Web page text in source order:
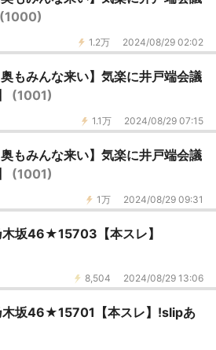
(1000)
1.2万 2024/08/29 02:02
もみんな来い】気楽に井戸端会議
(1001)
1.1万 2024/08/29 07:15
もみんな来い】気楽に井戸端会議
(1001)
1万 2024/08/29 09:31
木坂46★15703【本スレ】
8,504 2024/08/29 13:06
木坂46★15701【本スレ】!slipあ